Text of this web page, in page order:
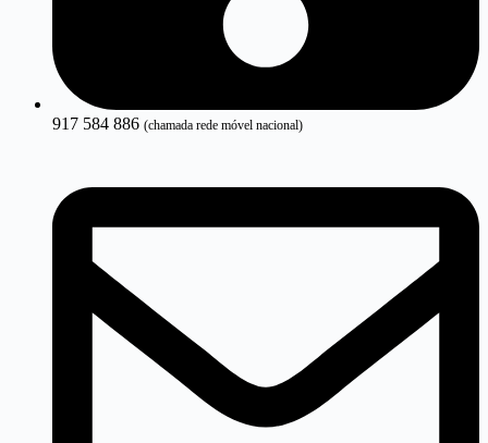
917 584 886 (chamada rede móvel nacional)